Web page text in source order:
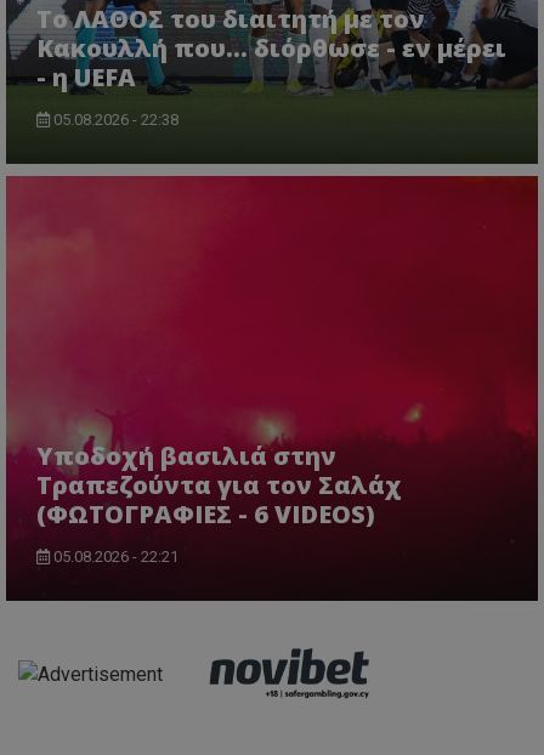
Το ΛΑΘΟΣ του διαιτητή με τον
Κακουλλή που... διόρθωσε - εν μέρει
- η UEFA
05.08.2026 - 22:38
Υποδοχή βασιλιά στην
Τραπεζούντα για τον Σαλάχ
(ΦΩΤΟΓΡΑΦΙΕΣ - 6 VIDEOS)
05.08.2026 - 22:21